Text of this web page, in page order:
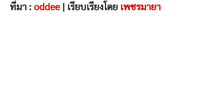
ที่มา : oddee| เรียบเรียงโดย เพชรมายา